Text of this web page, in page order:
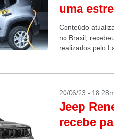
uma
Conteúdo
no Brasil,
realizados pelo
20/06/23 -
Jeep
recebe